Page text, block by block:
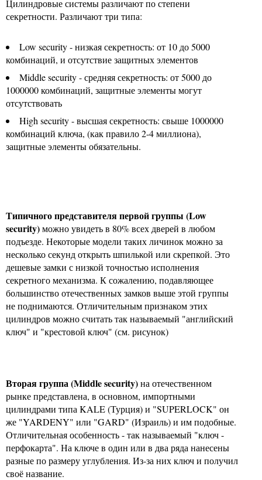
Цилиндровые системы различают по степени
секретности. Различают три типа:
Low security - низкая секретность: от 10 до 5000
комбинаций, и отсутствие защитных элементов
Middle security - средняя секретность: от 5000 до
1000000 комбинаций, защитные элементы могут
отсутствовать
High security - высшая секретность: свыше 1000000
комбинаций ключа, (как правило 2-4 миллиона),
защитные элементы обязательны.
Типичного представителя первой группы (Low
security)можно увидеть в 80% всех дверей в любом
подъезде. Некоторые модели таких личинок можно за
несколько секунд открыть шпилькой или скрепкой. Это
дешевые замки с низкой точностью исполнения
секретного механизма. К сожалению, подавляющее
большинство отечественных замков выше этой группы
не поднимаются. Отличительным признаком этих
цилиндров можно считать так называемый "английский
ключ" и "крестовой ключ" (см. рисунок)
Вторая группа (Middle security)на отечественном
рынке представлена, в основном, импортными
цилиндрами типа KALE (Турция) и "SUPERLOCK" он
же "YARDENY" или "GARD" (Израиль) и им подобные.
Отличительная особенность - так называемый "ключ -
перфокарта". На ключе в один или в два ряда нанесены
разные по размеру углубления. Из-за них ключ и получил
своё название.